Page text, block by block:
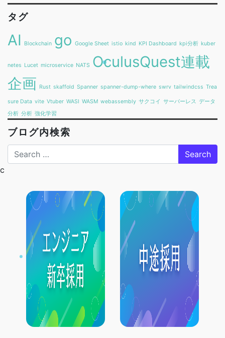
タグ
AI Blockchain go Google Sheet istio kind KPI Dashboard kpi分析 kuber
netes Lucet microservice NATS OculusQuest連載
企画 Rust skaffold Spanner spanner-dump-where swrv tailwindcss Trea
sure Data vite Vtuber WASI WASM webassembly サクコイ サーバーレス データ
分析 分析 強化学習
ブログ内検索
Search
c